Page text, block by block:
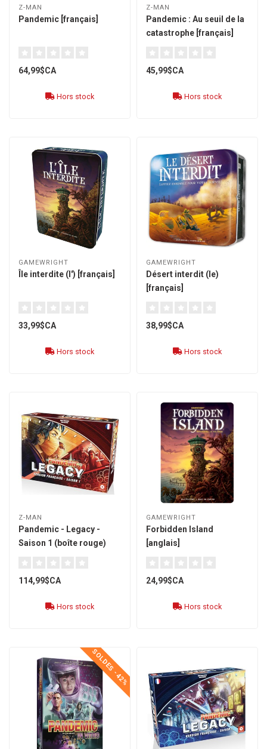
Z-MAN
Pandemic [français]
64,99$CA
Hors stock
Z-MAN
Pandemic : Au seuil de la
catastrophe [français]
45,99$CA
Hors stock
GAMEWRIGHT
Île interdite (l') [français]
33,99$CA
Hors stock
GAMEWRIGHT
Désert interdit (le)
[français]
38,99$CA
Hors stock
Z-MAN
Pandemic - Legacy -
Saison 1 (boîte rouge)
114,99$CA
Hors stock
GAMEWRIGHT
Forbidden Island
[anglais]
24,99$CA
Hors stock
SOLDES -42%